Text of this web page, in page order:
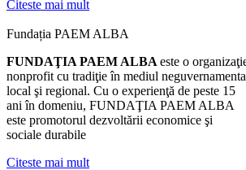
Citeste mai mult
Fundația PAEM ALBA
FUNDAŢIA PAEM ALBA este o
nonprofit cu tradiţie în mediul
local şi regional. Cu o experienţă de peste 15
ani în domeniu, FUNDAŢIA PAEM ALBA
este promotorul dezvoltării economice şi
sociale durabile
Citeste mai mult